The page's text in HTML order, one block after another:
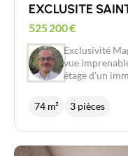
- Grande cave privative
EXCLUSITE
525 200€
Exclusivité
vue
étage d'un
séjour salon
14m2 avec
74 m² 3 pièces